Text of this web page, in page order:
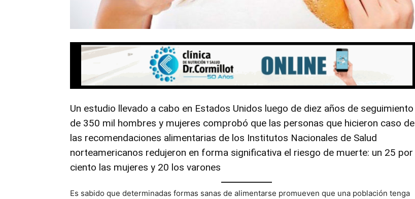
Un estudio llevado a cabo en Estados Unidos luego de diez años de seguimiento
de 350 mil hombres y mujeres comprobó que las personas que hicieron caso de
las recomendaciones alimentarias de los Institutos Nacionales de Salud
norteamericanos redujeron en forma significativa el riesgo de muerte: un 25 por
ciento las mujeres y 20 los varones
Es sabido que determinadas formas sanas de alimentarse promueven que una población tenga